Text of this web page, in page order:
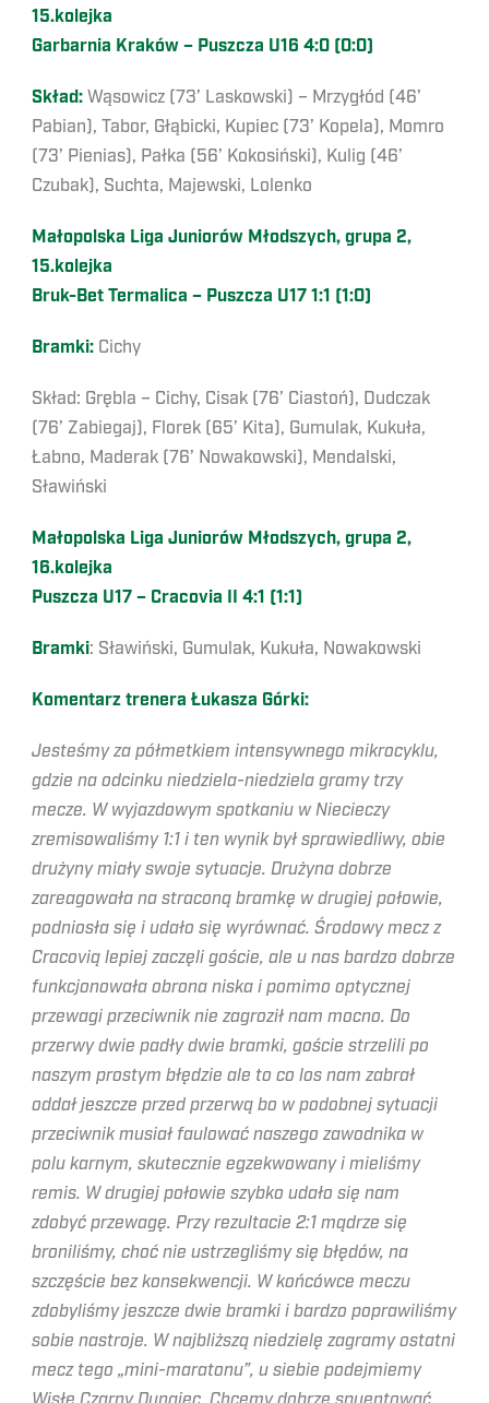
15.kolejka
Garbarnia Kraków – Puszcza U16 4:0 (0:0)
Skład: Wąsowicz (73’ Laskowski) – Mrzygłód (46’
Pabian), Tabor, Głąbicki, Kupiec (73’ Kopela), Momro
(73’ Pienias), Pałka (56’ Kokosiński), Kulig (46’
Czubak), Suchta, Majewski, Lolenko
Małopolska Liga Juniorów Młodszych, grupa 2,
15.kolejka
Bruk-Bet Termalica – Puszcza U17 1:1 (1:0)
Bramki: Cichy
Skład: Grębla – Cichy, Cisak (76’ Ciastoń), Dudczak
(76’ Zabiegaj), Florek (65’ Kita), Gumulak, Kukuła,
Łabno, Maderak (76’ Nowakowski), Mendalski,
Sławiński
Małopolska Liga Juniorów Młodszych, grupa 2,
16.kolejka
Puszcza U17 – Cracovia II 4:1 (1:1)
Bramki: Sławiński, Gumulak, Kukuła, Nowakowski
Komentarz trenera Łukasza Górki:
Jesteśmy za półmetkiem intensywnego mikrocyklu,
gdzie na odcinku niedziela-niedziela gramy trzy
mecze. W wyjazdowym spotkaniu w Niecieczy
zremisowaliśmy 1:1 i ten wynik był sprawiedliwy, obie
drużyny miały swoje sytuacje. Drużyna dobrze
zareagowała na straconą bramkę w drugiej połowie,
podniosła się i udało się wyrównać. Środowy mecz z
Cracovią lepiej zaczęli goście, ale u nas bardzo dobrze
funkcjonowała obrona niska i pomimo optycznej
przewagi przeciwnik nie zagroził nam mocno. Do
przerwy dwie padły dwie bramki, goście strzelili po
naszym prostym błędzie ale to co los nam zabrał
oddał jeszcze przed przerwą bo w podobnej sytuacji
przeciwnik musiał faulować naszego zawodnika w
polu karnym, skutecznie egzekwowany i mieliśmy
remis. W drugiej połowie szybko udało się nam
zdobyć przewagę. Przy rezultacie 2:1 mądrze się
broniliśmy, choć nie ustrzegliśmy się błędów, na
szczęście bez konsekwencji. W końcówce meczu
zdobyliśmy jeszcze dwie bramki i bardzo poprawiliśmy
sobie nastroje. W najbliższą niedzielę zagramy ostatni
mecz tego „mini-maratonu”, u siebie podejmiemy